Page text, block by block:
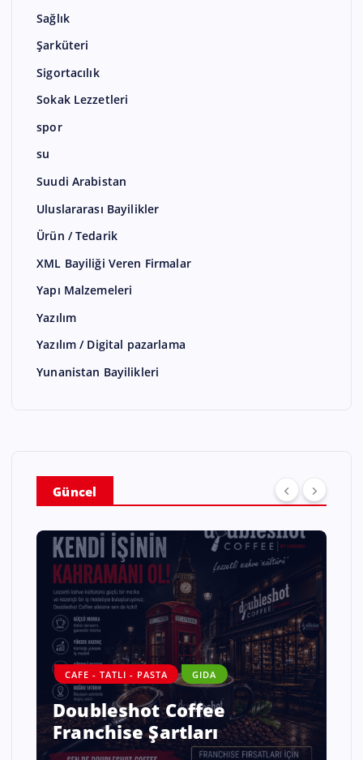
Sağlık
Şarküteri
Sigortacılık
Sokak Lezzetleri
spor
su
Suudi Arabistan
Uluslararası Bayilikler
Ürün / Tedarik
XML Bayiliği Veren Firmalar
Yapı Malzemeleri
Yazılım
Yazılım / Digital pazarlama
Yunanistan Bayilikleri
Güncel
CAFE - TATLI - PASTA GIDA
Doubleshot Coffee
Franchise Şartları